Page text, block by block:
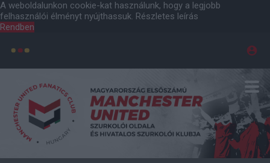
A weboldalunkon cookie-kat használunk, hogy a legjobb
felhasználói élményt nyújthassuk. Részletes leírás
Rendben